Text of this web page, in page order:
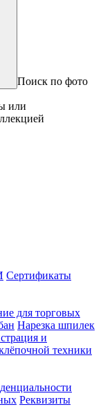
Поиск по фото
или
Сертификаты
для торговых
Нарезка шпилек
и
техники
Реквизиты